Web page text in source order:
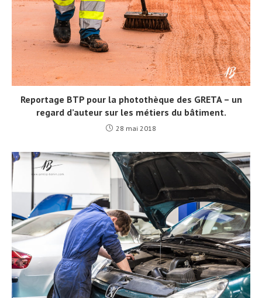
Reportage BTP pour la photothèque des GRETA – un
regard d’auteur sur les métiers du bâtiment.
28 mai 2018